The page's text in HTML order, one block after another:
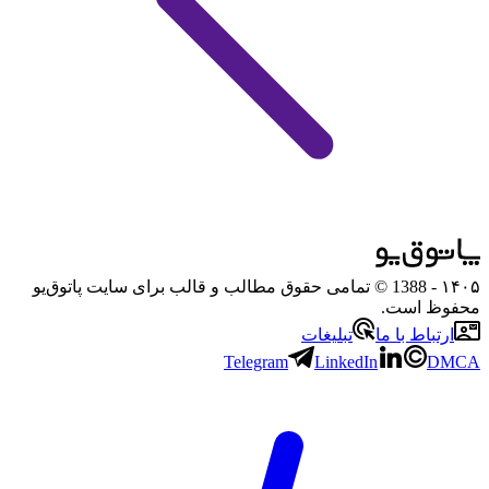
۱۴۰۵
- 1388 © تمامی حقوق مطالب و قالب برای سایت پاتوق‌یو
محفوظ است.
ارتباط با ما
تبلیغات
Telegram
LinkedIn DMCA